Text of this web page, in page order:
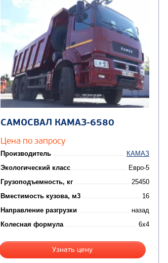
САМОСВАЛ КАМАЗ-6580
Цена по запросу
Производитель
КАМАЗ
Экологический класс
Евро-5
Грузоподъемность, кг
25450
Вместимость кузова, м3
16
Направление разгрузки
назад
Колесная формула
6x4
Узнать цену